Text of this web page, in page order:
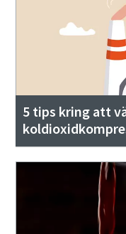
5 tips kring att